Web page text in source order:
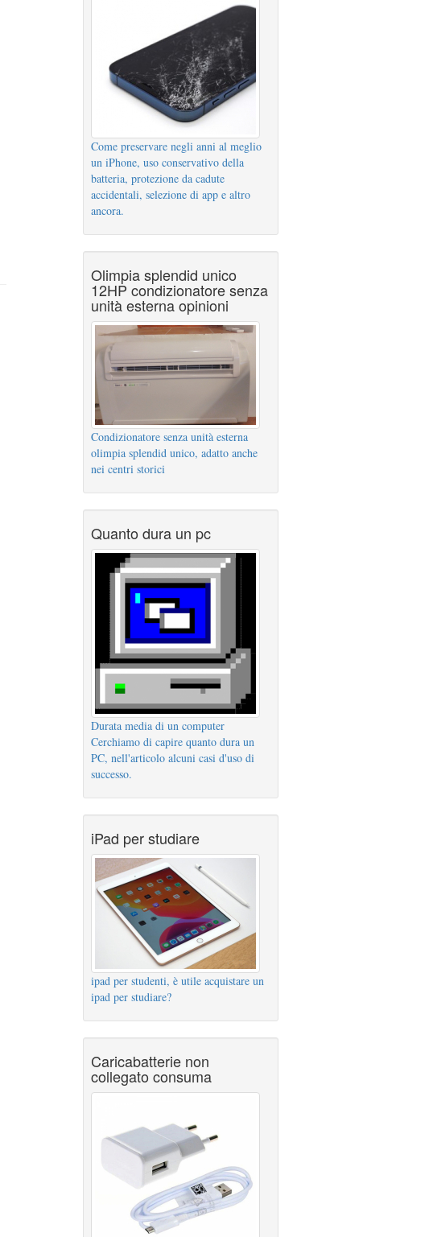
Come preservare negli anni al meglio
un iPhone, uso conservativo della
batteria, protezione da cadute
accidentali, selezione di app e altro
ancora.
Olimpia splendid unico
12HP condizionatore senza
unità esterna opinioni
Condizionatore senza unità esterna
olimpia splendid unico, adatto anche
nei centri storici
Quanto dura un pc
Durata media di un computer
Cerchiamo di capire quanto dura un
PC, nell'articolo alcuni casi d'uso di
successo.
iPad per studiare
ipad per studenti, è utile acquistare un
ipad per studiare?
Caricabatterie non
collegato consuma